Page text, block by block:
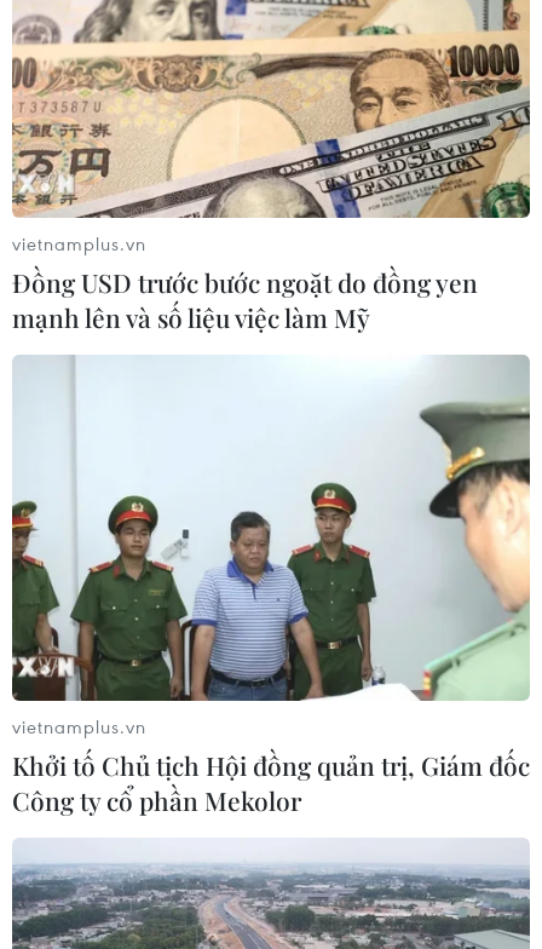
vietnamplus.vn
Đồng USD trước bước ngoặt do đồng yen
mạnh lên và số liệu việc làm Mỹ
vietnamplus.vn
Khởi tố Chủ tịch Hội đồng quản trị, Giám đốc
Công ty cổ phần Mekolor